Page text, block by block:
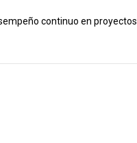
continuo en proyectos